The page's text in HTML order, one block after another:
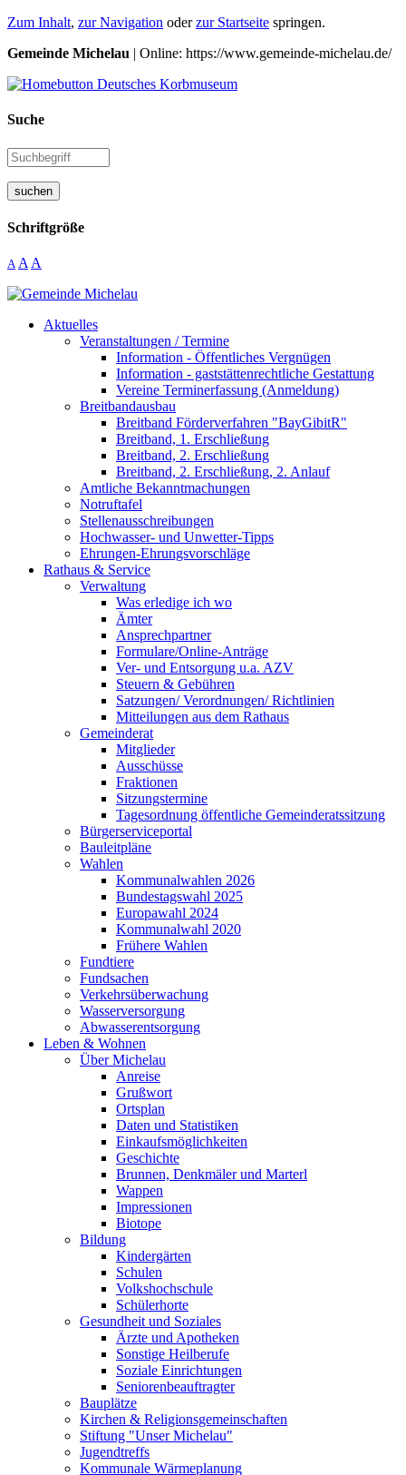
Zum Inhalt, zur Navigation oderzur Startseite springen.
Gemeinde Michelau | Online: https://www.gemeinde-michelau.de/
Suche
suchen
Schriftgröße
A A A
Aktuelles
Veranstaltungen / Termine
Information - Öffentliches Vergnügen
Information - gaststättenrechtliche Gestattung
Vereine Terminerfassung (Anmeldung)
Breitbandausbau
Breitband Förderverfahren "BayGibitR"
Breitband, 1. Erschließung
Breitband, 2. Erschließung
Breitband, 2. Erschließung, 2. Anlauf
Amtliche Bekanntmachungen
Notruftafel
Stellenausschreibungen
Hochwasser- und Unwetter-Tipps
Ehrungen-Ehrungsvorschläge
Rathaus & Service
Verwaltung
Was erledige ich wo
Ämter
Ansprechpartner
Formulare/Online-Anträge
Ver- und Entsorgung u.a. AZV
Steuern & Gebühren
Satzungen/ Verordnungen/ Richtlinien
Mitteilungen aus dem Rathaus
Gemeinderat
Mitglieder
Ausschüsse
Fraktionen
Sitzungstermine
Tagesordnung öffentliche Gemeinderatssitzung
Bürgerserviceportal
Bauleitpläne
Wahlen
Kommunalwahlen 2026
Bundestagswahl 2025
Europawahl 2024
Kommunalwahl 2020
Frühere Wahlen
Fundtiere
Fundsachen
Verkehrsüberwachung
Wasserversorgung
Abwasserentsorgung
Leben & Wohnen
Über Michelau
Anreise
Grußwort
Ortsplan
Daten und Statistiken
Einkaufsmöglichkeiten
Geschichte
Brunnen, Denkmäler und Marterl
Wappen
Impressionen
Biotope
Bildung
Kindergärten
Schulen
Volkshochschule
Schülerhorte
Gesundheit und Soziales
Ärzte und Apotheken
Sonstige Heilberufe
Soziale Einrichtungen
Seniorenbeauftragter
Bauplätze
Kirchen & Religionsgemeinschaften
Stiftung "Unser Michelau"
Jugendtreffs
Kommunale Wärmeplanung